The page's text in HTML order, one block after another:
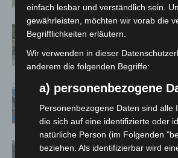
Region Hannover: 21
Kreuz
Mann läuft mit
A7 – Polizei sucht
Celle: Mensch stirbt
einfach lesbar und verständlich sein.
gewährleisten, möchten wir vorab die
Begrifflichkeiten erläutern.
Wir verwenden in dieser
anderem die folgenden Begriffe:
a) personenbezogene
Personenbezogene Daten sind alle
die sich auf eine identifizierte oder
natürliche Person (im Folgenden
beziehen. Als identifizierbar wird